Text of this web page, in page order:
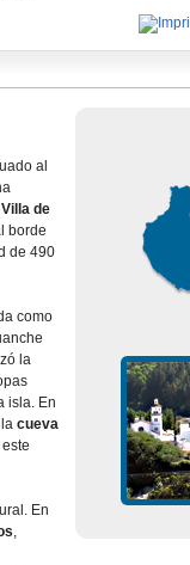
al
Villa de
borde
de 490
como
la
isla. En
cueva
En
,